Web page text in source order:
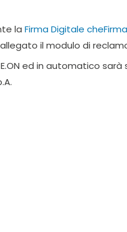
la Firma Digitale
il modulo di
ed in automatico sarà